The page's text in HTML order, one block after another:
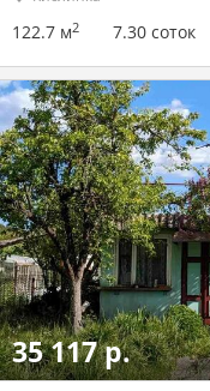
122.7 м2 7.30 соток
35 117 р.